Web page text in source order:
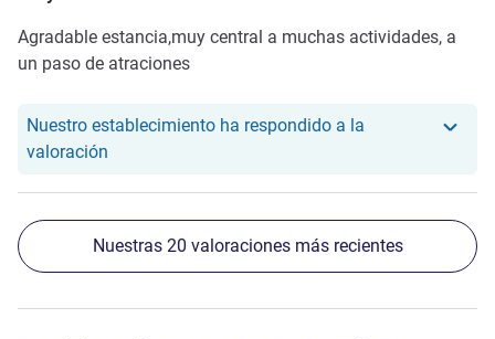
Agradable estancia,muy central a muchas actividades, a
un paso de atraciones
Nuestro establecimiento ha respondido a la
valoración
Nuestras 20 valoraciones más recientes